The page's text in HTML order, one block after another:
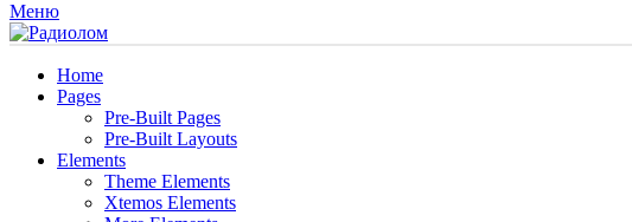
Меню
Home
Pages
Pre-Built Pages
Pre-Built Layouts
Elements
Theme Elements
Xtemos Elements